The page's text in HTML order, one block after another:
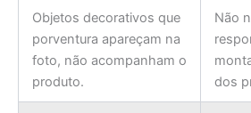
Objetos decorativos que
porventura apareçam na
foto, não acompanham o
produto.
Não
dos